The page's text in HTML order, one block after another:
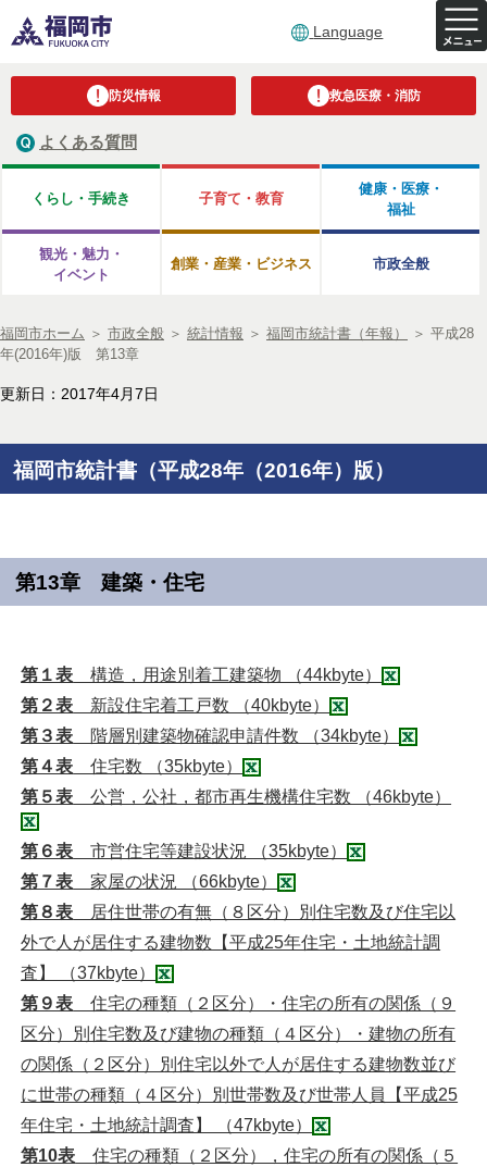
Language
防災情報 救急医療・消防
よくある質問
くらし・手続き 子育て・教育
健康・医療・
福祉
観光・魅力・
イベント
創業・産業・ビジネス 市政全般
福岡市ホーム ＞ 市政全般 ＞ 統計情報 ＞ 福岡市統計書（年報） ＞ 平成28
年(2016年)版 第13章
更新日：2017年4月7日
福岡市統計書（平成28年（2016年）版）
第13章 建築・住宅
第１表 構造，用途別着工建築物 （44kbyte）
第２表 新設住宅着工戸数 （40kbyte）
第３表 階層別建築物確認申請件数 （34kbyte）
第４表 住宅数 （35kbyte）
第５表 公営，公社，都市再生機構住宅数 （46kbyte）
第６表 市営住宅等建設状況 （35kbyte）
第７表 家屋の状況 （66kbyte）
第８表 居住世帯の有無（８区分）別住宅数及び住宅以
外で人が居住する建物数【平成25年住宅・土地統計調
査】 （37kbyte）
第９表 住宅の種類（２区分）・住宅の所有の関係（９
区分）別住宅数及び建物の種類（４区分）・建物の所有
の関係（２区分）別住宅以外で人が居住する建物数並び
に世帯の種類（４区分）別世帯数及び世帯人員【平成25
年住宅・土地統計調査】 （47kbyte）
第10表 住宅の種類（２区分），住宅の所有の関係（５